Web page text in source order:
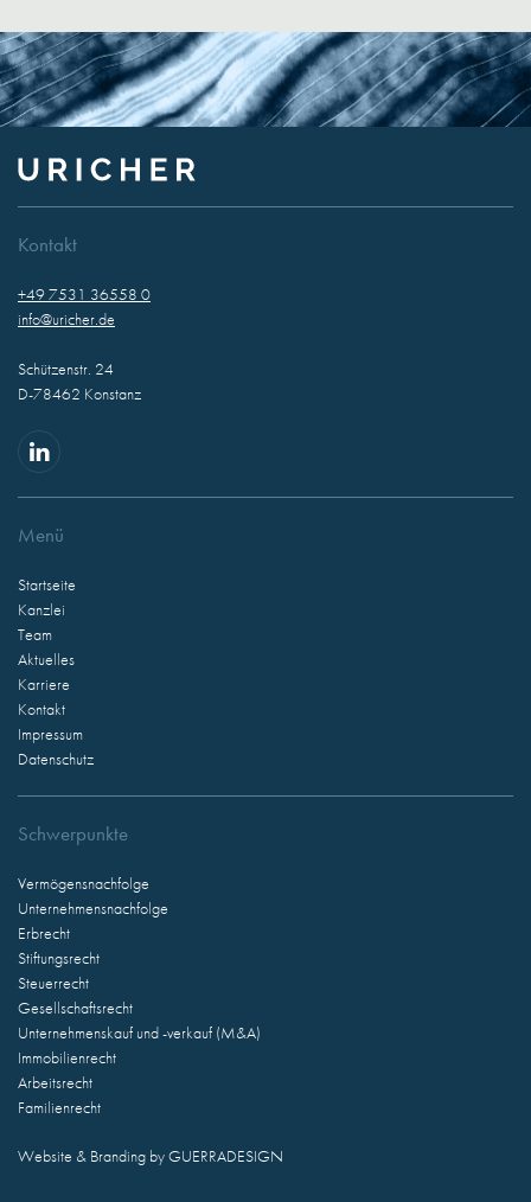
Kontakt
+49 7531 36558 0
info@uricher.de
Schützenstr. 24
D-78462 Konstanz
Menü
Startseite
Kanzlei
Team
Aktuelles
Karriere
Kontakt
Impressum
Datenschutz
Schwerpunkte
Vermögensnachfolge
Unternehmensnachfolge
Erbrecht
Stiftungsrecht
Steuerrecht
Gesellschaftsrecht
Unternehmenskauf und -verkauf (M&A)
Immobilienrecht
Arbeitsrecht
Familienrecht
Website & Branding byGUERRADESIGN